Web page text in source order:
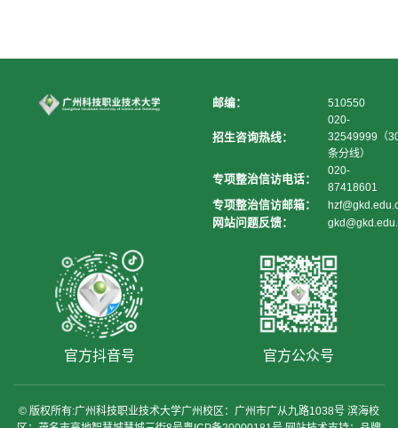
邮编： 510550
招生咨询热线：
020-
32549999（
条分线）
专项整治信访电话：
020-
87418601
专项整治信访邮箱：
网站问题反馈：
官方抖音号 官方公众号
© 版权所有:广州科技职业技术大学广州校区：广州市广从九路1038号 滨海校